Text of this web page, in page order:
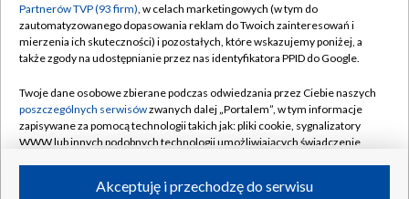
Oferta Handlowa
Telegazeta ogłoszenia
Rada Programowa
Ogłoszenia przetargowe
Akademia Telewizyjna
Informacje o nadawcy
Biuro reklamy
Kontakt
Kanały
©2026 Telewizja Polska Spółka Akcyjna w likwidacji
Partnerów TVP (93 firm), w celach marketingowych (w tym do
zautomatyzowanego dopasowania reklam do Twoich zainteresowań i
mierzenia ich skuteczności) i pozostałych, które wskazujemy poniżej, a
także zgody na udostępnianie przez nas identyfikatora PPID do Google.
Twoje dane osobowe zbierane podczas odwiedzania przez Ciebie naszych
poszczególnych serwisówzwanych dalej „Portalem”, w tym informacje
zapisywane za pomocą technologii takich jak: pliki cookie, sygnalizatory
WWW lub innych podobnych technologii umożliwiających świadczenie
ruchu w Internecie.Akceptuję i przechodzę do serwisu